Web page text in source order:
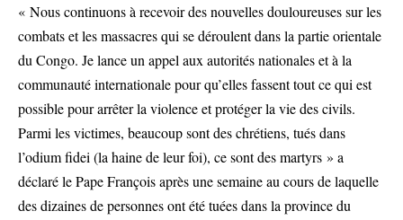
« Nous continuons à recevoir des nouvelles douloureuses sur les
combats et les massacres qui se déroulent dans la partie orientale
du Congo. Je lance un appel aux autorités nationales et à la
communauté internationale pour qu’elles fassent tout ce qui est
possible pour arrêter la violence et protéger la vie des civils.
Parmi les victimes, beaucoup sont des chrétiens, tués dans
l’odium fidei (la haine de leur foi), ce sont des martyrs » a
déclaré le Pape François après une semaine au cours de laquelle
des dizaines de personnes ont été tuées dans la province du